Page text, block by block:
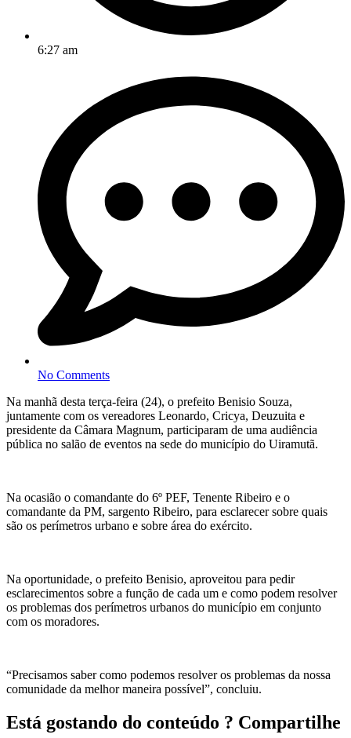
6:27 am
No Comments
Na manhã desta terça-feira (24), o prefeito Benisio Souza,
juntamente com os vereadores Leonardo, Cricya, Deuzuita e
presidente da Câmara Magnum, participaram de uma audiência
pública no salão de eventos na sede do município do Uiramutã.
Na ocasião o comandante do 6º PEF, Tenente Ribeiro e o
comandante da PM, sargento Ribeiro, para esclarecer sobre quais
são os perímetros urbano e sobre área do exército.
Na oportunidade, o prefeito Benisio, aproveitou para pedir
esclarecimentos sobre a função de cada um e como podem resolver
os problemas dos perímetros urbanos do município em conjunto
com os moradores.
“Precisamos saber como podemos resolver os problemas da nossa
comunidade da melhor maneira possível”, concluiu.
Está gostando do conteúdo ? Compartilhe